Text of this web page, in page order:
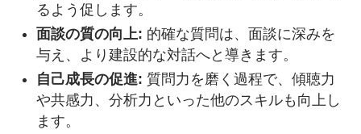
るよう促します。
面談の質の向上: 的確な質問は、面談に深みを
与え、より建設的な対話へと導きます。
自己成長の促進: 質問力を磨く過程で、傾聴力
や共感力、分析力といった他のスキルも向上し
ます。